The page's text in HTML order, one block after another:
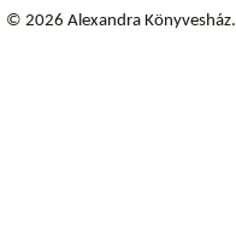
© 2026 Alexandra Könyvesház.